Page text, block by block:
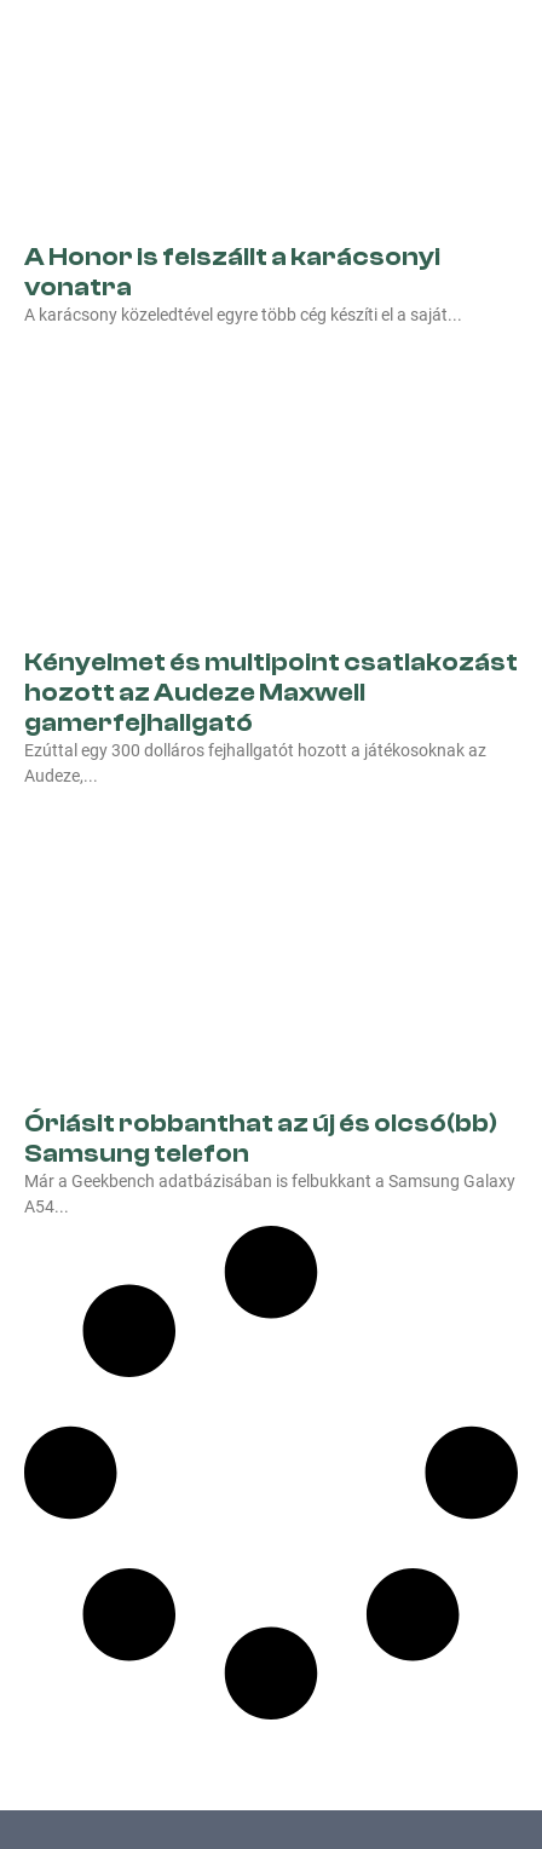
A Honor is felszállt a karácsonyi
vonatra
A karácsony közeledtével egyre több cég készíti el a saját
Kényelmet és multipoint csatlakozást
hozott az Audeze Maxwell
gamerfejhallgató
Ezúttal egy 300 dolláros fejhallgatót hozott a játékosoknak az
Audeze,
Óriásit robbanthat az új és olcsó(bb)
Samsung telefon
Már a Geekbench adatbázisában is felbukkant a Samsung Galaxy
A54